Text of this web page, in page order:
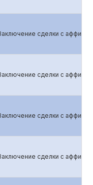
сделки с
сделки с
сделки с
сделки с